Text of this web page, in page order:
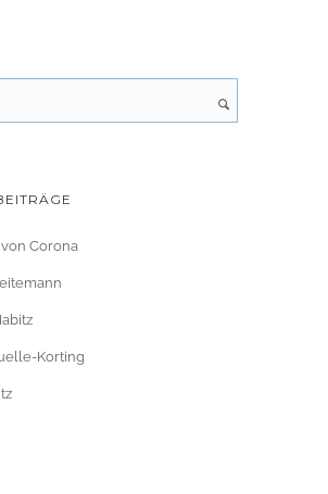
Corona
Korting